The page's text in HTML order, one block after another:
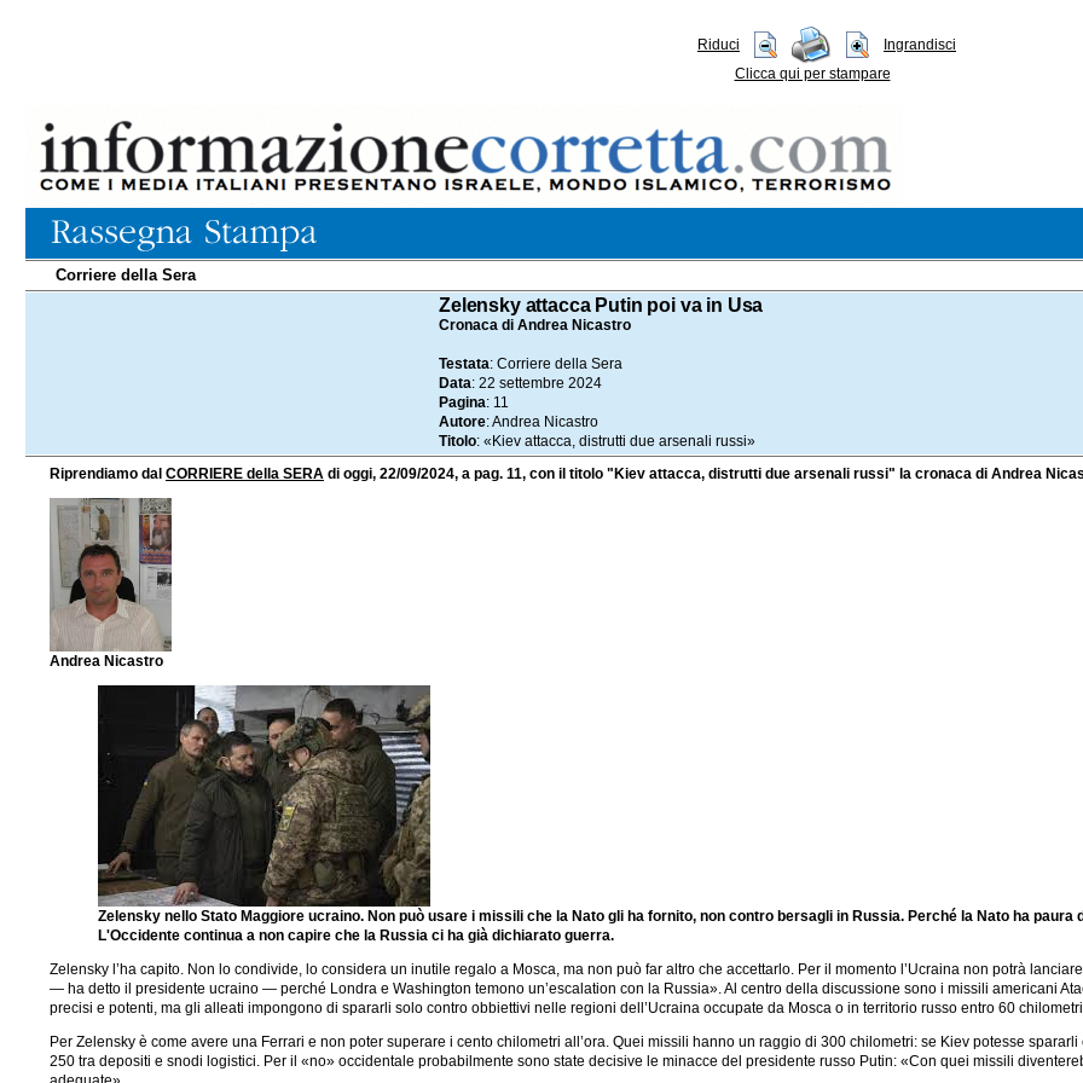
Riduci
Ingrandisci
Clicca qui per stampare
Corriere della Sera
Zelensky attacca Putin poi va in Usa
Cronaca di Andrea Nicastro
Testata: Corriere della Sera
Data: 22 settembre 2024
Pagina: 11
Autore: Andrea Nicastro
Titolo: «Kiev attacca, distrutti due arsenali russi»
Riprendiamo dal CORRIERE della SERA di oggi, 22/09/2024, a pag. 11, con il titolo "Kiev attacca, distrutti due arsenali russi" la cronaca di Andrea
Andrea Nicastro
Zelensky nello Stato Maggiore ucraino. Non può usare i missili che la Nato gli ha fornito, non contro bersagli in Russia. Perché la Nato ha
L'Occidente continua a non capire che la Russia ci ha già dichiarato guerra.
Zelensky l’ha capito. Non lo condivide, lo considera un inutile regalo a Mosca, ma non può far altro che accettarlo. Per il momento l’Ucraina non potrà
— ha detto il presidente ucraino — perché Londra e Washington temono un’escalation con la Russia». Al centro della discussione sono i missili americani
precisi e potenti, ma gli alleati impongono di spararli solo contro obbiettivi nelle regioni dell’Ucraina occupate da Mosca o in territorio russo entro 60
Per Zelensky è come avere una Ferrari e non poter superare i cento chilometri all’ora. Quei missili hanno un raggio di 300 chilometri: se Kiev potesse
250 tra depositi e snodi logistici. Per il «no» occidentale probabilmente sono state decisive le minacce del presidente russo Putin: «Con quei missili